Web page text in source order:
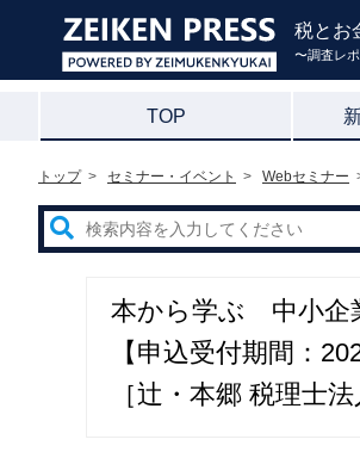
税とお
〜調査レ
TOP
トップ セミナー・イベント Webセミナー
本から学ぶ 中小企
【申込受付期間：
［辻・本郷 税理士